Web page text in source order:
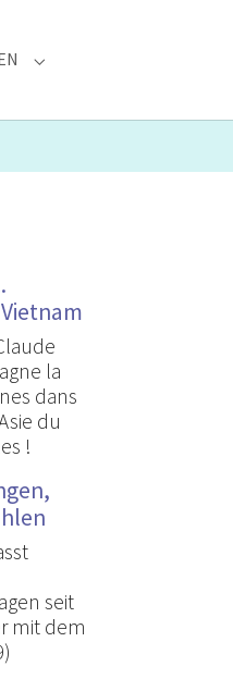
heritage"
Submenu for "EN"
la
dans
du
!
seit
mit dem